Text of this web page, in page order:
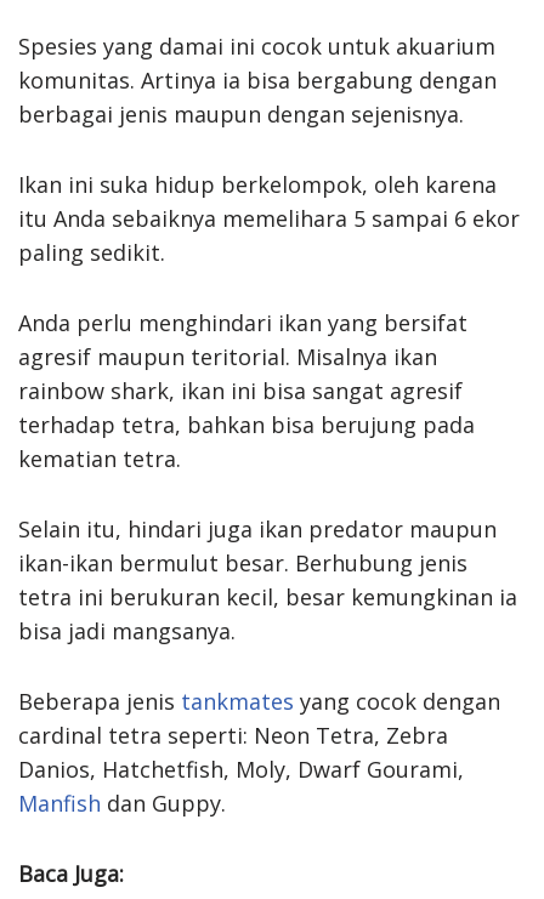
Spesies yang damai ini cocok untuk akuarium
komunitas. Artinya ia bisa bergabung dengan
berbagai jenis maupun dengan sejenisnya.
Ikan ini suka hidup berkelompok, oleh karena
itu Anda sebaiknya memelihara 5 sampai 6 ekor
paling sedikit.
Anda perlu menghindari ikan yang bersifat
agresif maupun teritorial. Misalnya ikan
rainbow shark, ikan ini bisa sangat agresif
terhadap tetra, bahkan bisa berujung pada
kematian tetra.
Selain itu, hindari juga ikan predator maupun
ikan-ikan bermulut besar. Berhubung jenis
tetra ini berukuran kecil, besar kemungkinan ia
bisa jadi mangsanya.
Beberapa jenis tankmates yang cocok dengan
cardinal tetra seperti: Neon Tetra, Zebra
Danios, Hatchetfish, Moly, Dwarf Gourami,
Manfish dan Guppy.
Baca Juga: